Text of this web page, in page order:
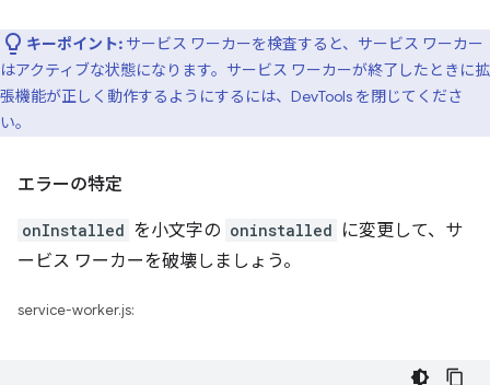
キーポイント: サービス ワーカーを検査すると、サービス ワーカー
はアクティブな状態になります。サービス ワーカーが終了したときに拡
張機能が正しく動作するようにするには、DevTools を閉じてくださ
い。
エラーの特定
onInstalled を小文字の oninstalled に変更して、サ
ービス ワーカーを破壊しましょう。
service-worker.js: